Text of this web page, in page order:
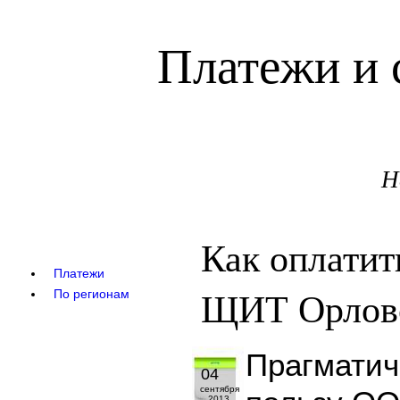
Платежи и
Платежи
По регионам
Как
ЩИТ
04
сентября